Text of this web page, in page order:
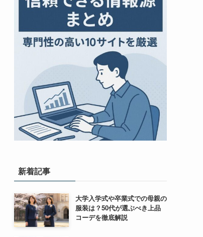
新着記事
大学入学式や卒業式での母親の
服装は？50代が選ぶべき上品
コーデを徹底解説